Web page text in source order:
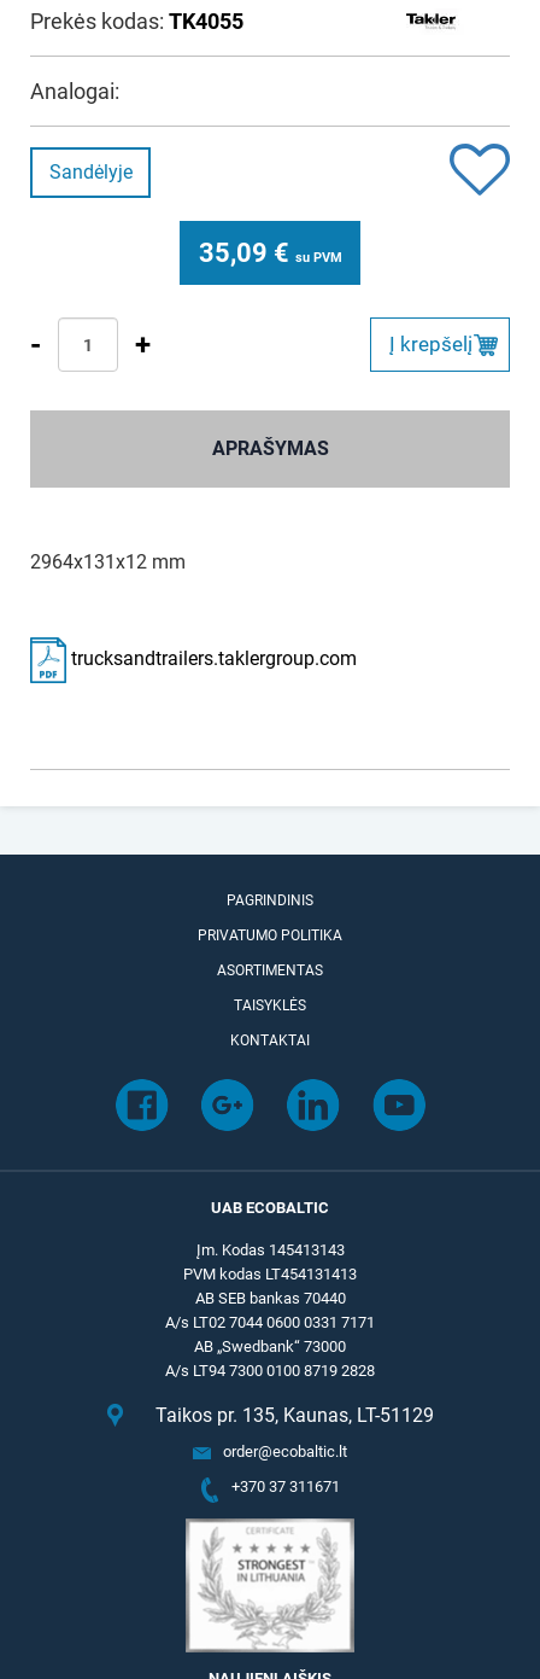
Prekės kodas: TK4055
Analogai:
Sandėlyje
35,09 € su PVM
- + Į krepšelį
APRAŠYMAS
2964x131x12 mm
trucksandtrailers.taklergroup.com
PAGRINDINIS
PRIVATUMO POLITIKA
ASORTIMENTAS
TAISYKLĖS
KONTAKTAI
UAB ECOBALTIC
Įm. Kodas 145413143
PVM kodas LT454131413
AB SEB bankas 70440
A/s LT02 7044 0600 0331 7171
AB „Swedbank“ 73000
A/s LT94 7300 0100 8719 2828
Taikos pr. 135, Kaunas, LT-51129
order@ecobaltic.lt
+370 37 311671